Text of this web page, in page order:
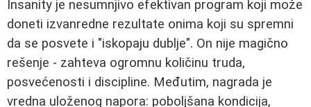
Insanity je nesumnjivo efektivan program koji može
doneti izvanredne rezultate onima koji su spremni
da se posvete i "iskopaju dublje". On nije magično
rešenje - zahteva ogromnu količinu truda,
posvećenosti i discipline. Međutim, nagrada je
vredna uloženog napora: poboljšana kondicija,